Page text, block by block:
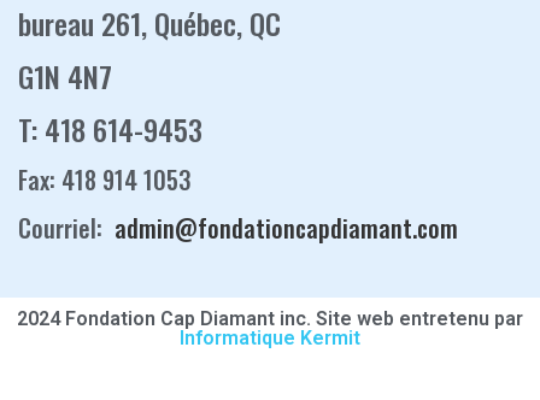
bureau 261, Québec, QC
G1N 4N7
T: 418 614-9453
Fax: 418 914 1053
Courriel: admin@fondationcapdiamant.com
2024 Fondation Cap Diamant inc. Site web entretenu par
Informatique Kermit